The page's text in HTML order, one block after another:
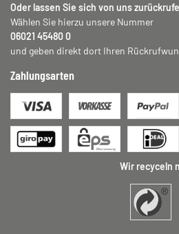
Oder lassen Sie sich von uns
Wählen Sie hierzu unsere Nummer
06021 45480 0
und geben direkt dort Ihren
Zahlungsarten
Wir recyceln